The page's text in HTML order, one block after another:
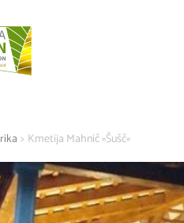
> Kmetija Mahnič »Šušč«